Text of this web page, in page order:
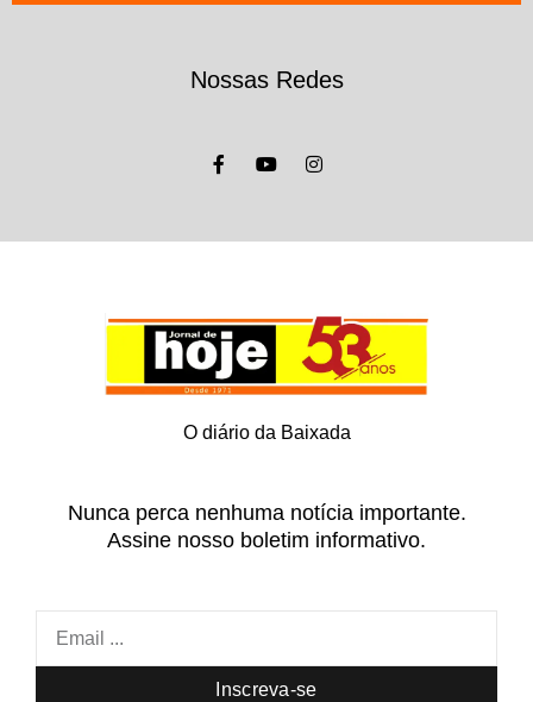
Nossas Redes
O diário da Baixada
Nunca perca nenhuma notícia importante.
Assine nosso boletim informativo.
Inscreva-se